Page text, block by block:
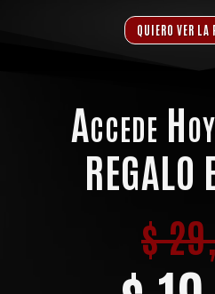
QUIERO VER
Accede
REGALO
$